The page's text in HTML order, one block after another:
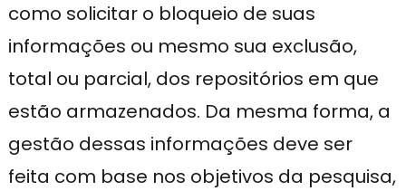
como solicitar o bloqueio de suas
informações ou mesmo sua exclusão,
total ou parcial, dos repositórios em que
estão armazenados. Da mesma forma, a
gestão dessas informações deve ser
feita com base nos objetivos da pesquisa,